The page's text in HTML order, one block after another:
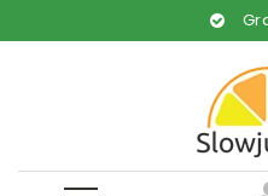
Gratis